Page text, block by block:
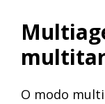
O modo